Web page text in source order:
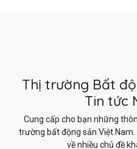
Thị trường Bất
Tin tức
Cung cấp cho bạn những
trường bất động sản Việt
về nhiều chủ đề